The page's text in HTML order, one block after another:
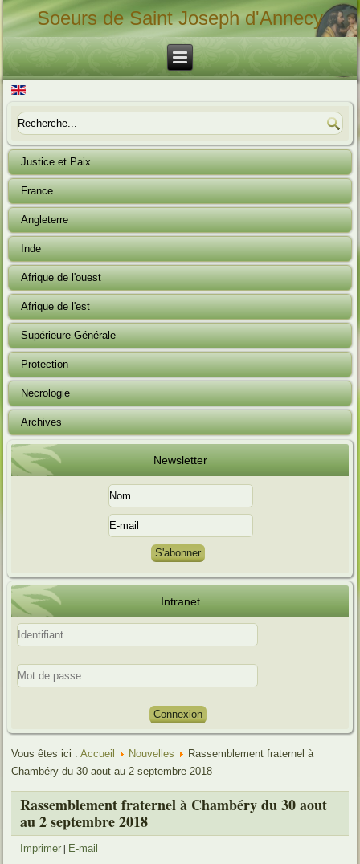
Soeurs de Saint Joseph d'Annecy
Justice et Paix
France
Angleterre
Inde
Afrique de l'ouest
Afrique de l'est
Supérieure Générale
Protection
Necrologie
Archives
Newsletter
Intranet
Connexion
Vous êtes ici :Accueil Nouvelles
Rassemblement fraternel à
Chambéry du 30 aout au 2 septembre 2018
Rassemblement fraternel à Chambéry du 30 aout
au 2 septembre 2018
Imprimer | E-mail